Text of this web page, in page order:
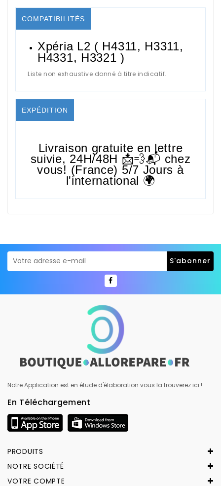
COMPATIBILITÉS
Xpéria L2 ( H4311, H3311,
H4331, H3321 )
Liste non exhaustive donné à titre indicatif.
EXPÉDITION
Livraison gratuite en lettre
suivie, 24H/48H 📩💨📬 chez
vous! (France) 5/7 Jours à
l'international 🌍
Notre Application est en étude d'élaboration vous la trouverez ici !
En Téléchargement
PRODUITS
NOTRE SOCIÉTÉ
VOTRE COMPTE